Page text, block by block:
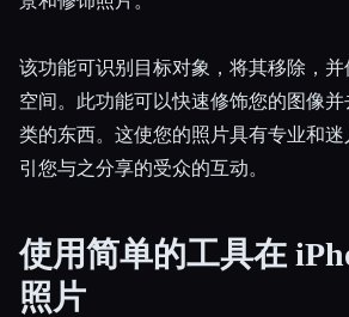
该功能可识别目标对象，将其移除，
空间。此功能可以快速修饰您的图像
类的东西。这使您的照片具有专业和
引您与之分享的受众的互动。
使用简单的工具在
照片